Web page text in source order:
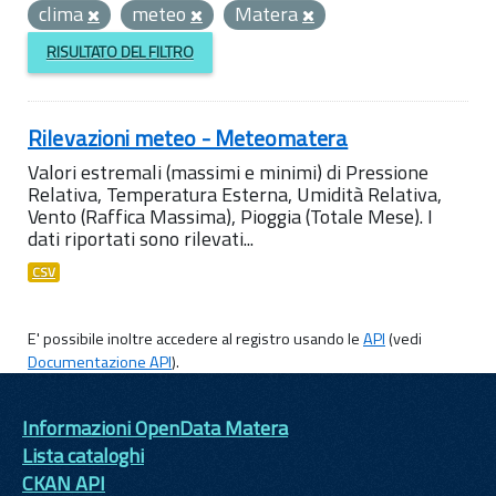
clima
meteo Matera
RISULTATO DEL FILTRO
Rilevazioni meteo - Meteomatera
Valori estremali (massimi e minimi) di Pressione
Relativa, Temperatura Esterna, Umidità Relativa,
Vento (Raffica Massima), Pioggia (Totale Mese). I
dati riportati sono rilevati...
CSV
E' possibile inoltre accedere al registro usando leAPI(vedi
Documentazione API).
Informazioni OpenData Matera
Lista cataloghi
CKAN API